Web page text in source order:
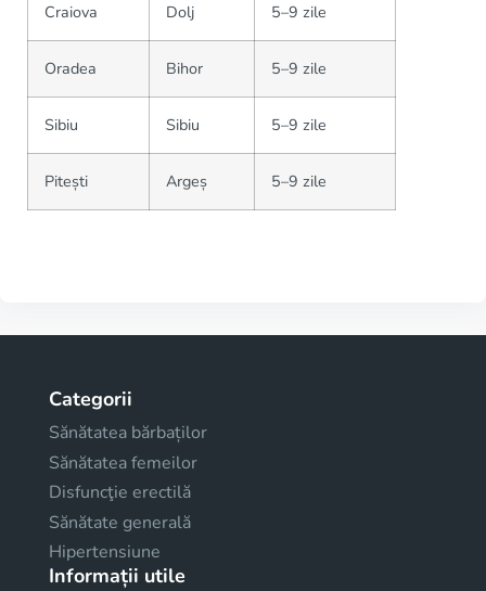
Craiova Dolj 5–9 zile
Oradea Bihor 5–9 zile
Sibiu Sibiu 5–9 zile
Pitești Argeș 5–9 zile
Categorii
Sănătatea bărbaților
Sănătatea femeilor
Disfuncţie erectilă
Sănătate generală
Hipertensiune
Informații utile